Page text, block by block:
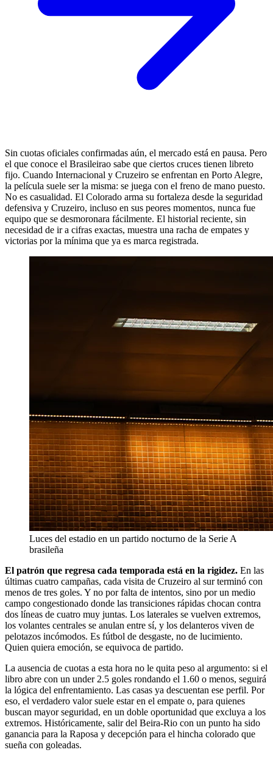
Sin cuotas oficiales confirmadas aún, el mercado está en pausa. Pero
el que conoce el Brasileirao sabe que ciertos cruces tienen libreto
fijo. Cuando Internacional y Cruzeiro se enfrentan en Porto Alegre,
la película suele ser la misma: se juega con el freno de mano puesto.
No es casualidad. El Colorado arma su fortaleza desde la seguridad
defensiva y Cruzeiro, incluso en sus peores momentos, nunca fue
equipo que se desmoronara fácilmente. El historial reciente, sin
necesidad de ir a cifras exactas, muestra una racha de empates y
victorias por la mínima que ya es marca registrada.
Luces del estadio en un partido nocturno de la Serie A
brasileña
El patrón que regresa cada temporada está en la rigidez. En las
últimas cuatro campañas, cada visita de Cruzeiro al sur terminó con
menos de tres goles. Y no por falta de intentos, sino por un medio
campo congestionado donde las transiciones rápidas chocan contra
dos líneas de cuatro muy juntas. Los laterales se vuelven extremos,
los volantes centrales se anulan entre sí, y los delanteros viven de
pelotazos incómodos. Es fútbol de desgaste, no de lucimiento.
Quien quiera emoción, se equivoca de partido.
La ausencia de cuotas a esta hora no le quita peso al argumento: si el
libro abre con un under 2.5 goles rondando el 1.60 o menos, seguirá
la lógica del enfrentamiento. Las casas ya descuentan ese perfil. Por
eso, el verdadero valor suele estar en el empate o, para quienes
buscan mayor seguridad, en un doble oportunidad que excluya a los
extremos. Históricamente, salir del Beira-Rio con un punto ha sido
ganancia para la Raposa y decepción para el hincha colorado que
sueña con goleadas.